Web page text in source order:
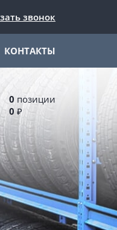
звонок
КОНТАКТЫ
0 позиции
0 ₽